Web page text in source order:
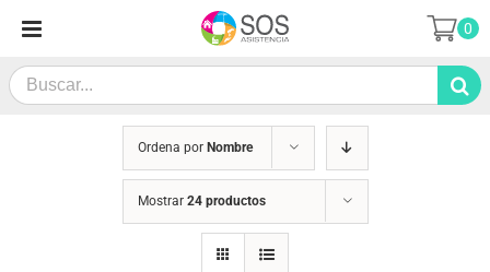
contenido
Search
for:
0
Ordena por Nombre
Mostrar 24 productos